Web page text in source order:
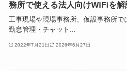
務所で使える法人向けWiFiを解
工事現場や現場事務所、仮設事務所で
勤怠管理・チャット...
2022年7月21日 2026年6月27日